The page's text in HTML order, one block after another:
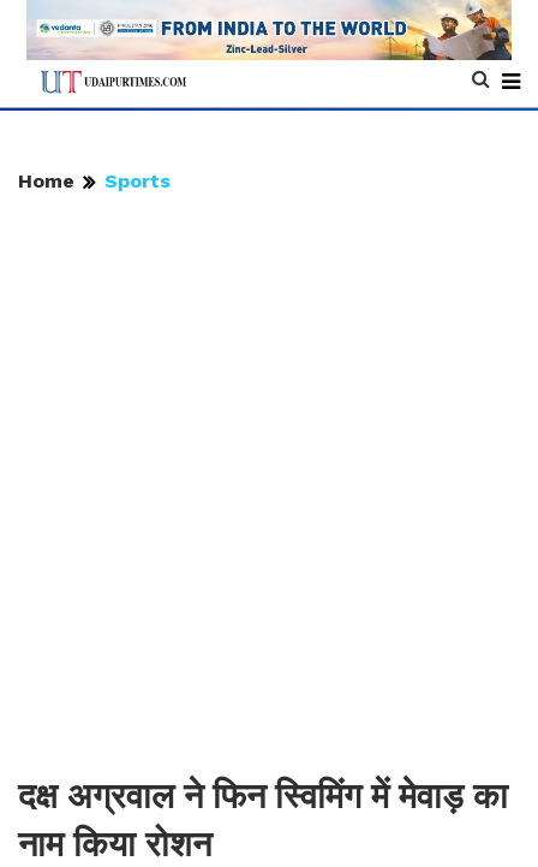
Home Sports
दक्ष अग्रवाल ने फिन स्विमिंग में मेवाड़ का
नाम किया रोशन